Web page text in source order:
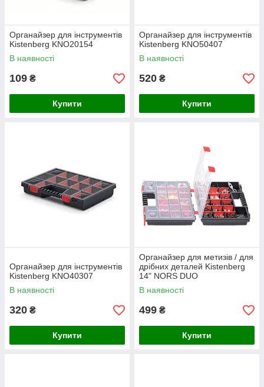
Органайзер для інструментів
Kistenberg KNO20154
В наявності
109 ₴
Купити
Органайзер для інструментів
Kistenberg KNO50407
В наявності
520 ₴
Купити
Органайзер для інструментів
Kistenberg KNO40307
В наявності
320 ₴
Купити
Органайзер для метизів / для
дрібних деталей Kistenberg
14" NORS DUO
KNOS352510S
В наявності
499 ₴
Купити